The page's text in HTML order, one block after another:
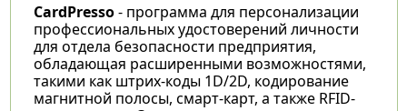
CardPresso- программа для персонализации
профессиональных удостоверений личности
для отдела безопасности предприятия,
обладающая расширенными возможностями,
такими как штрих-коды 1D/2D, кодирование
магнитной полосы, смарт-карт, а также RFID-